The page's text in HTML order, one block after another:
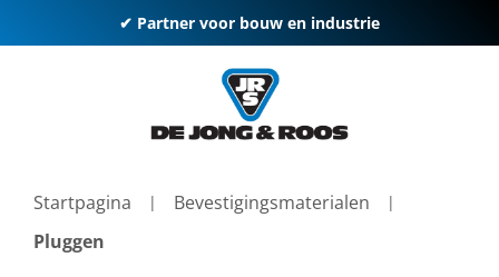
✔ Partner voor bouw en industrie
Startpagina
Bevestigingsmaterialen
Pluggen